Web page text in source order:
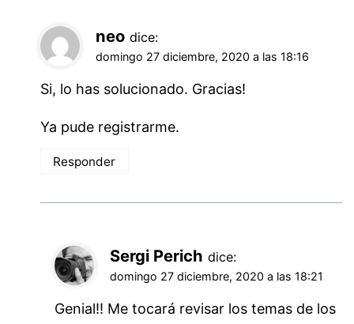
neo dice:
domingo 27 diciembre, 2020 a las 18:16
Si, lo has solucionado. Gracias!
Ya pude registrarme.
Responder
Sergi Perich dice:
domingo 27 diciembre, 2020 a las 18:21
Genial!! Me tocará revisar los temas de los